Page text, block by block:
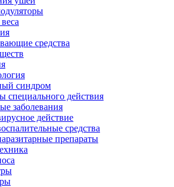
средства
синдром
специального действия
заболевания
действие
средства
препараты